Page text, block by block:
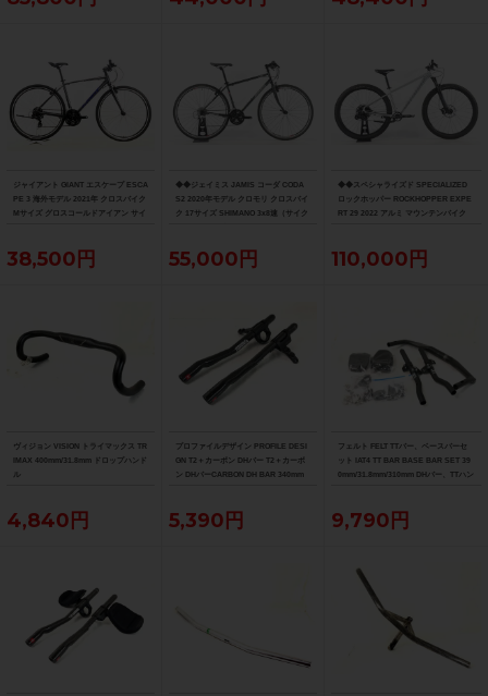
ジャイアント GIANT エスケープ ESCA
PE 3 海外モデル 2021年 クロスバイク
Mサイズ グロスコールドアイアン サイ
38,500円
◆◆ジェイミス JAMIS コーダ CODA
S2 2020年モデル クロモリ クロスバイ
ク 17サイズ SHIMANO 3x8速（サイク
55,000円
◆◆スペシャライズド SPECIALIZED
ロックホッパー ROCKHOPPER EXPE
RT 29 2022 アルミ マウンテンバイク
送）
110,000円
ヴィジョン VISION トライマックス TR
IMAX 400mm/31.8mm ドロップハンド
ル
4,840円
プロファイルデザイン PROFILE DESI
GN T2＋カーボン DHバー T2＋カーボ
ン DHバーCARBON DH BAR 340mm
5,390円
フェルト FELT TTバー、ベースバーセ
ット IAT4 TT BAR BASE BAR SET 39
0mm/31.8mm/310mm DHバー、TTハン
9,790円